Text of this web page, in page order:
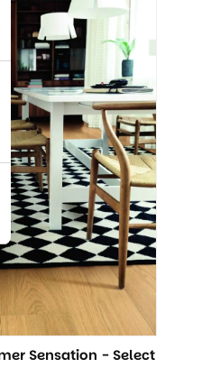
Sensation - Select